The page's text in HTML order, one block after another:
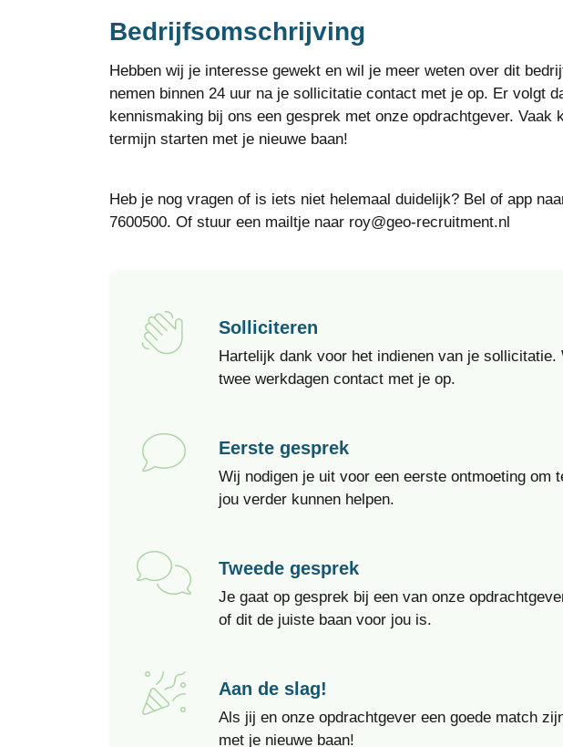
Bedrijfsomschrijving
Hebben wij je interesse gewekt en wil je meer weten over dit
nemen binnen 24 uur na je sollicitatie contact met je op. Er volgt
kennismaking bij ons een gesprek met onze opdrachtgever. Vaak
termijn starten met je nieuwe baan!
Heb je nog vragen of is iets niet helemaal duidelijk? Bel of app
7600500. Of stuur een mailtje naar roy@geo-recruitment.nl
Solliciteren
Hartelijk dank voor het indienen van je sollicitatie.
twee werkdagen contact met je op.
Eerste gesprek
Wij nodigen je uit voor een eerste ontmoeting om
jou verder kunnen helpen.
Tweede gesprek
Je gaat op gesprek bij een van onze
of dit de juiste baan voor jou is.
Aan de slag!
Als jij en onze opdrachtgever een goede match
met je nieuwe baan!